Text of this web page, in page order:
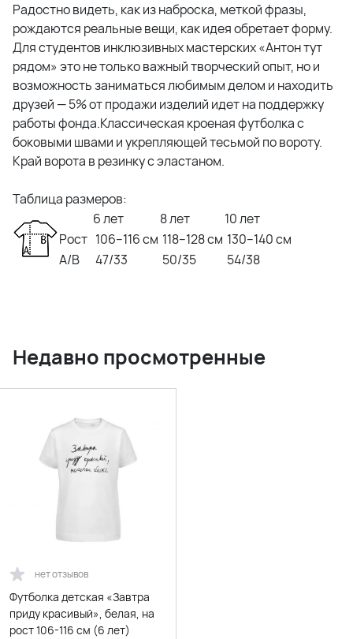
Радостно видеть, как из наброска, меткой фразы,
рождаются реальные вещи, как идея обретает форму.
Для студентов инклюзивных мастерских «Антон тут
рядом» это не только важный творческий опыт, но и
возможность заниматься любимым делом и находить
друзей — 5% от продажи изделий идет на поддержку
работы фонда.Классическая кроеная футболка с
боковыми швами и укрепляющей тесьмой по вороту.
Край ворота в резинку с эластаном.
Таблица размеров:
6 лет
8 лет
10 лет
Рост 106–116 см 118–128 см 130–140 см
A/B
47/33 50/35 54/38
Недавно просмотренные
нет отзывов
Футболка детская «Завтра
приду красивый», белая, на
рост 106-116 см (6 лет)